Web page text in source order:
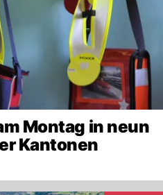
Montag in neun
Kantonen